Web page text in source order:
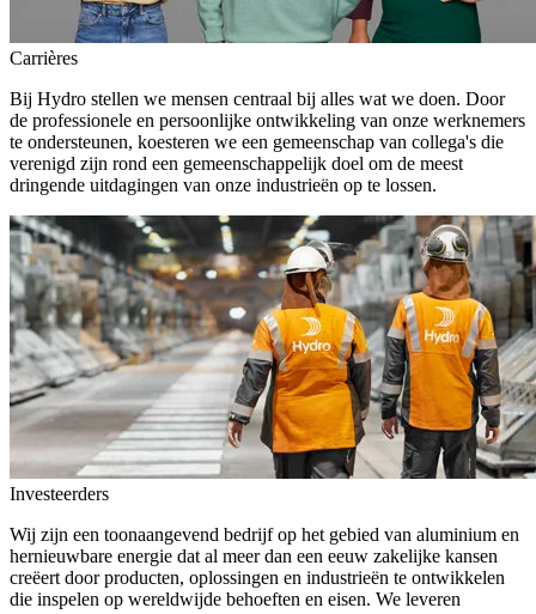
Carrières
Bij Hydro stellen we mensen centraal bij alles wat we doen. Door
de professionele en persoonlijke ontwikkeling van onze werknemers
te ondersteunen, koesteren we een gemeenschap van collega's die
verenigd zijn rond een gemeenschappelijk doel om de meest
dringende uitdagingen van onze industrieën op te lossen.
Investeerders
Wij zijn een toonaangevend bedrijf op het gebied van aluminium en
hernieuwbare energie dat al meer dan een eeuw zakelijke kansen
creëert door producten, oplossingen en industrieën te ontwikkelen
die inspelen op wereldwijde behoeften en eisen. We leveren